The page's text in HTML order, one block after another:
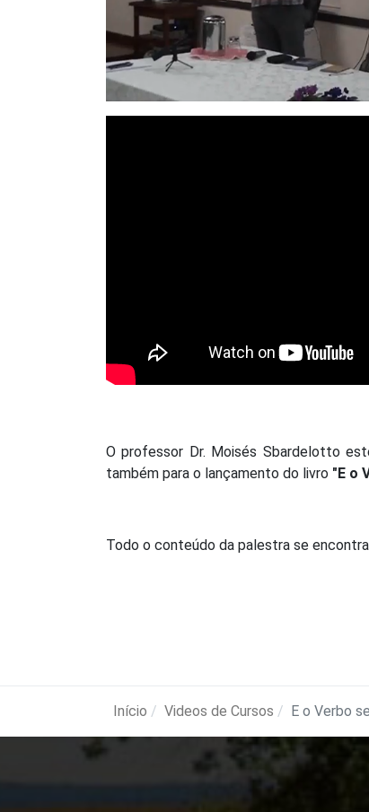
O professor Dr. Moisés Sbardelotto
também para o lançamento do livro "E o
Todo o conteúdo da palestra se
Início Videos de Cursos E o Verbo